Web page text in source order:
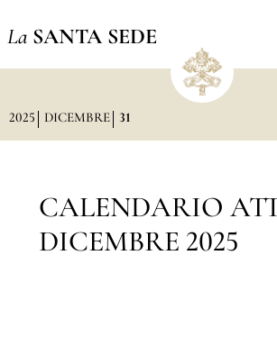
La SANTA SEDE
2025 DICEMBRE 31
CALENDARIO
DICEMBRE 2025